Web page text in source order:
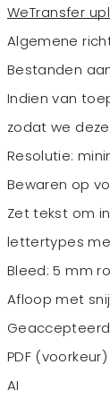
WeTransfer
Algemene
Bestanden
Indien van
zodat we
Resolutie:
Bewaren op
Zet tekst om
lettertypes
Bleed: 5 mm
Afloop met
PDF (voorkeur)
AI